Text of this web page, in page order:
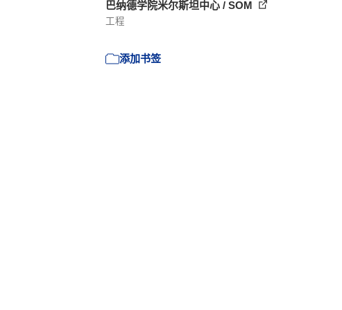
巴纳德学院米尔斯坦中心 / SOM
工程
添加书签